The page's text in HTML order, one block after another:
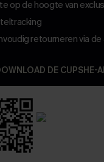
op de hoogte van
retourneren via de
DE CUPSHE-